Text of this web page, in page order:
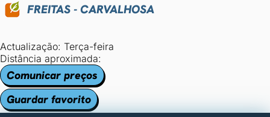
FREITAS - CARVALHOSA
Actualização: Terça-feira
Distância aproximada:
Comunicar preços
Guardar favorito